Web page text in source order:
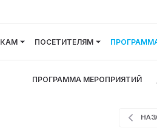
ПОСЕТИТЕЛЯМ
ПРОГРАММА МЕРОПРИЯТИЙ